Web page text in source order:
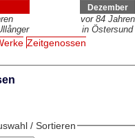
Dezember
vor 84 Jahren
in Östersund
Zeitgenossen
/ Sortieren